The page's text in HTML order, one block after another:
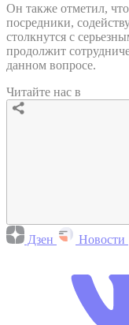
Он также отметил,
посредники,
столкнутся с
продолжит
данном вопросе.
Читайте нас в
Дзен Новости